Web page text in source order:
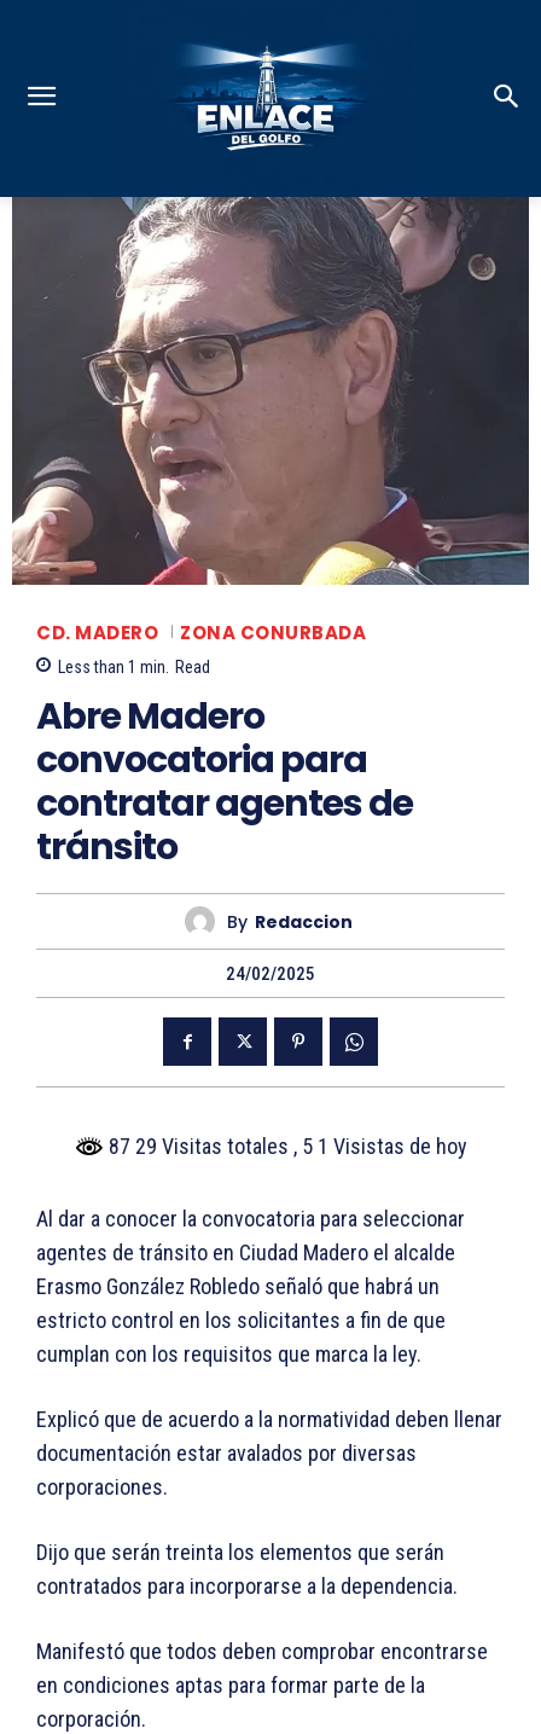
CD. MADERO ZONA CONURBADA
Less than 1 min. Read
Abre Madero
convocatoria para
contratar agentes de
tránsito
By Redaccion
24/02/2025
87 29 Visitas totales , 5 1 Visistas de hoy
Al dar a conocer la convocatoria para seleccionar
agentes de tránsito en Ciudad Madero el alcalde
Erasmo González Robledo señaló que habrá un
estricto control en los solicitantes a fin de que
cumplan con los requisitos que marca la ley.
Explicó que de acuerdo a la normatividad deben llenar
documentación estar avalados por diversas
corporaciones.
Dijo que serán treinta los elementos que serán
contratados para incorporarse a la dependencia.
Manifestó que todos deben comprobar encontrarse
en condiciones aptas para formar parte de la
corporación.